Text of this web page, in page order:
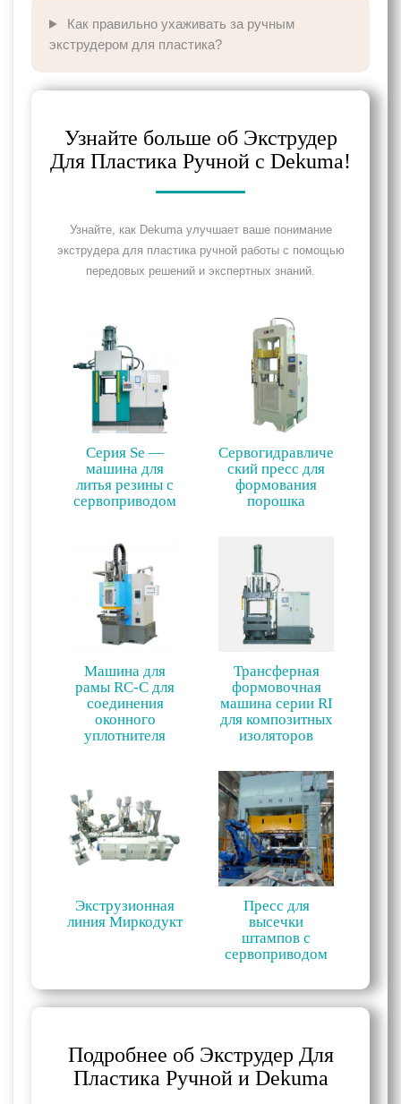
Как правильно ухаживать за ручным
экструдером для пластика?
Узнайте больше об Экструдер
Для Пластика Ручной с Dekuma!
Узнайте, как Dekuma улучшает ваше понимание
экструдера для пластика ручной работы с помощью
передовых решений и экспертных знаний.
Серия Se —
машина для
литья резины с
сервоприводом
Сервогидравличе
ский пресс для
формования
порошка
Машина для
рамы RC-C для
соединения
оконного
уплотнителя
Трансферная
формовочная
машина серии RI
для композитных
изоляторов
Экструзионная
линия Миркодукт
Пресс для
высечки
штампов с
сервоприводом
Подробнее об Экструдер Для
Пластика Ручной и Dekuma